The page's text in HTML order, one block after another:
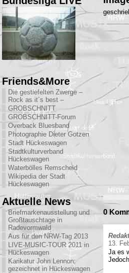
Friends&More
Die gestiefelten Zwerge –
Rock as it´s best –
GROBSCHNITT
GROBSCHNITT-Forum
Overback Bluesband
Photographie Dieter Gotzen
Stadt Hückeswagen
Stadtkulturverband
Hückeswagen
Waterbölles Remscheid
Wikipedia der Stadt
Hückeswagen
Aktuelle News
Briefmarkenausstellung und
Großtauschtage in
Radevormwald
Aus für den NRW-Tag 2013
LIVE-MUSIC-TOUR 2011 in
Hückeswagen
Karikatur John Lennon:
gezeichnet in Hückeswagen
0
13.
Ja es